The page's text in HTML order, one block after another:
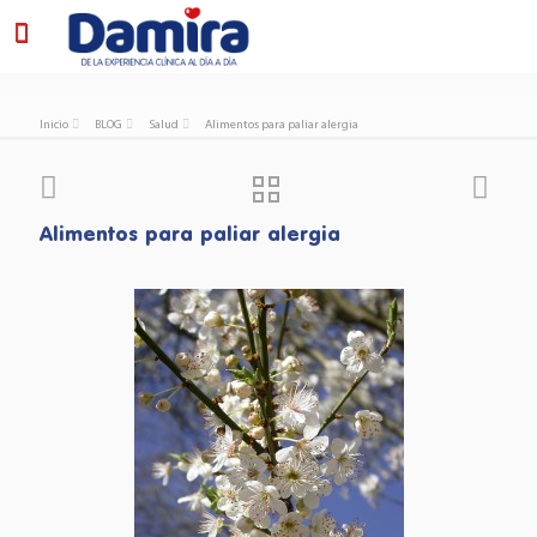
Inicio BLOG Salud Alimentos para paliar alergia
Alimentos para paliar alergia